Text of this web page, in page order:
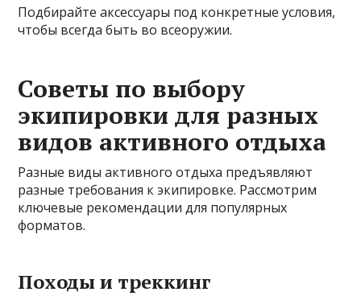
Подбирайте аксессуары под конкретные условия,
чтобы всегда быть во всеоружии.
Советы по выбору
экипировки для разных
видов активного отдыха
Разные виды активного отдыха предъявляют
разные требования к экипировке. Рассмотрим
ключевые рекомендации для популярных
форматов.
Походы и треккинг